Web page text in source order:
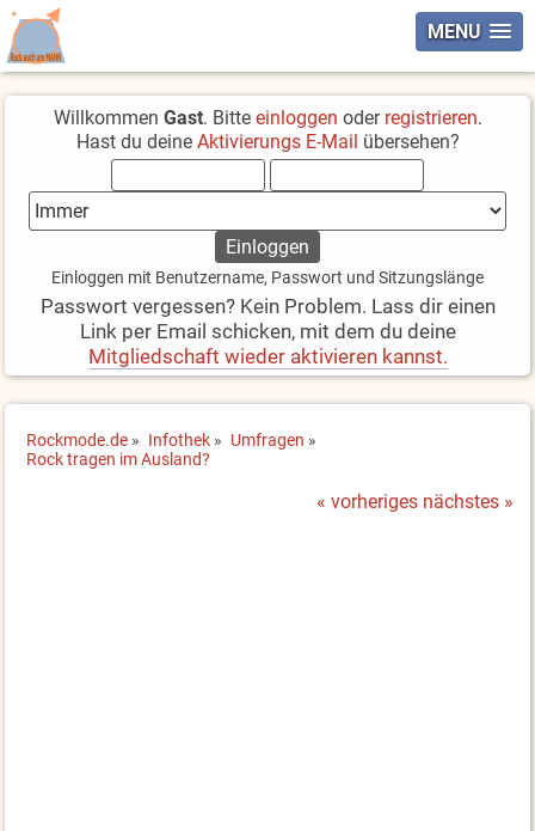
MENU
Willkommen Gast. Bitte einloggen oder registrieren.
Hast du deine Aktivierungs E-Mail übersehen?
Einloggen mit Benutzername, Passwort und Sitzungslänge
Passwort vergessen? Kein Problem. Lass dir einen
Link per Email schicken, mit dem du deine
Mitgliedschaft wieder aktivieren kannst.
Rockmode.de » Infothek » Umfragen »
Rock tragen im Ausland?
« vorheriges nächstes »